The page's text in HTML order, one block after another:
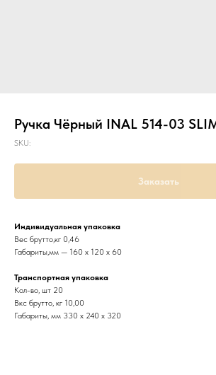
Ручка Чёрный INAL 514-03
SKU:
Заказать
Индивидуальная упаковка
Вес брутто,кг 0,46
Габариты,мм — 160 х 120 х 60
Транспортная упаковка
Кол-во, шт 20
Вкс брутто, кг 10,00
Габариты, мм 330 х 240 х 320